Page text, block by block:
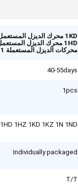
1KD محرك الديزل المستعمل
1HD محرك الديزل المستعمل
محركات الديزل المستعملة 1 هرتز
40-55days
1pcs
1HD 1HZ 1KD 1KZ 1N 1ND
Individually packaged
T/T